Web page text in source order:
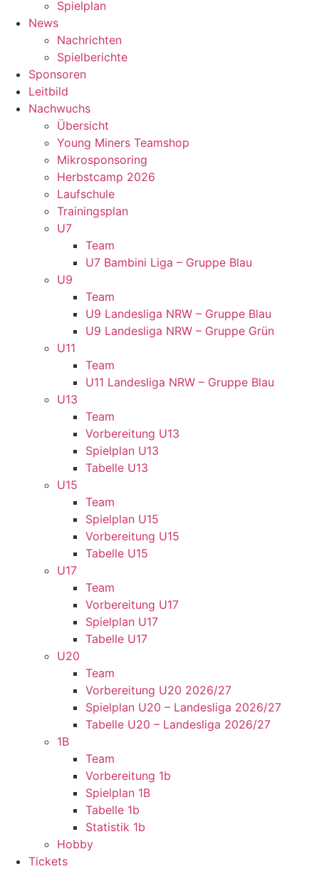
Spielplan
News
Nachrichten
Spielberichte
Sponsoren
Leitbild
Nachwuchs
Übersicht
Young Miners Teamshop
Mikrosponsoring
Herbstcamp 2026
Laufschule
Trainingsplan
U7
Team
U7 Bambini Liga – Gruppe Blau
U9
Team
U9 Landesliga NRW – Gruppe Blau
U9 Landesliga NRW – Gruppe Grün
U11
Team
U11 Landesliga NRW – Gruppe Blau
U13
Team
Vorbereitung U13
Spielplan U13
Tabelle U13
U15
Team
Spielplan U15
Vorbereitung U15
Tabelle U15
U17
Team
Vorbereitung U17
Spielplan U17
Tabelle U17
U20
Team
Vorbereitung U20 2026/27
Spielplan U20 – Landesliga 2026/27
Tabelle U20 – Landesliga 2026/27
1B
Team
Vorbereitung 1b
Spielplan 1B
Tabelle 1b
Statistik 1b
Hobby
Tickets